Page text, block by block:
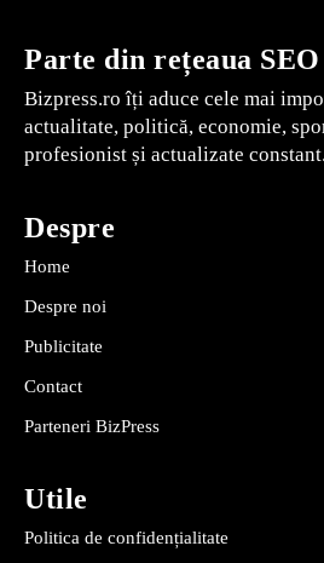
Parte din rețeaua
Bizpress.ro îți aduce cele mai
actualitate, politică, economie,
profesionist și actualizate constant.
Despre
Home
Despre noi
Publicitate
Contact
Parteneri BizPress
Utile
Politica de confidențialitate